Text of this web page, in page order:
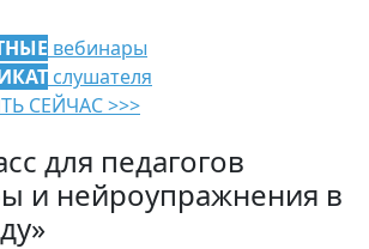
вебинары
слушателя
СЕЙЧАС >>>
для педагогов
и нейроупражнения в